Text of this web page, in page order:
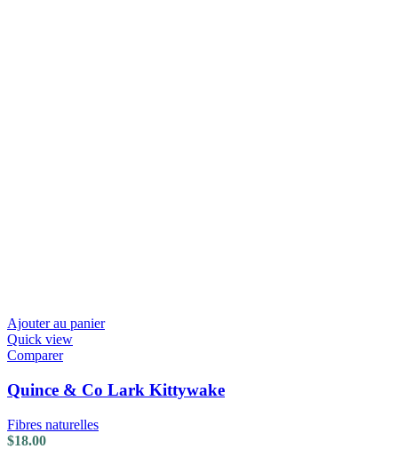
Ajouter au panier
Quick view
Comparer
Quince & Co Lark Kittywake
Fibres naturelles
$18.00